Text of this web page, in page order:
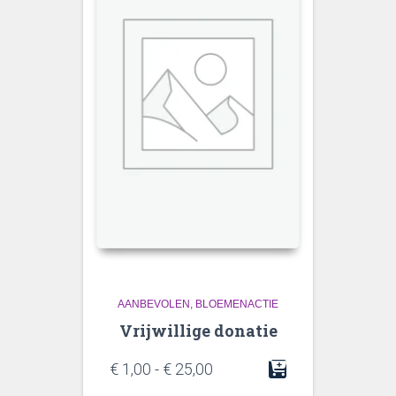
AANBEVOLEN BLOEMENACTIE
Vrijwillige donatie
€ 1,00 - € 25,00 Prijsklasse: